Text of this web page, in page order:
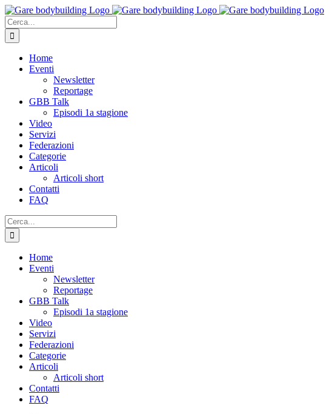
Salta
al
contenuto
Cerca
per:
Home
Eventi
Newsletter
Reportage
GBB Talk
Episodi 1a stagione
Video
Servizi
Federazioni
Categorie
Articoli
Articoli short
Contatti
FAQ
Cerca
per:
Home
Eventi
Newsletter
Reportage
GBB Talk
Episodi 1a stagione
Video
Servizi
Federazioni
Categorie
Articoli
Articoli short
Contatti
FAQ